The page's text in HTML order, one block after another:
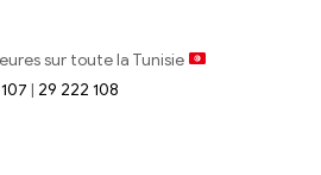
sur toute la Tunisie
| 29 222 108